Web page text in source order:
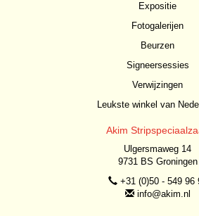
Expositie
Fotogalerijen
Beurzen
Signeersessies
Verwijzingen
Leukste winkel van
Akim
Ulgersmaweg 14
9731 BS Groningen
+31 (0)50 - 549 96
info@akim.nl